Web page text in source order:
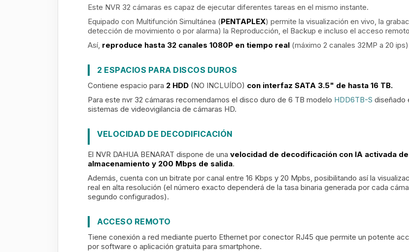
Este NVR 32 cámaras es capaz de ejecutar diferentes tareas en el mismo instante.
Equipado con Multifunción Simultánea (PENTAPLEX) permite la visualización en vivo, la
detección de movimiento o por alarma) la Reproducción, el Backup e incluso el acceso
Así, reproduce hasta 32 canales 1080P en tiempo real (máximo 2 canales 32MP a 20
2 ESPACIOS PARA DISCOS DUROS
Contiene espacio para 2 HDD (NO INCLUÍDO) con interfaz SATA 3.5" de hasta 16 TB.
Para este nvr 32 cámaras recomendamos el disco duro de 6 TB modelo HDD6TB-S diseñado
sistemas de videovigilancia de cámaras HD.
VELOCIDAD DE DECODIFICACIÓN
El NVR DAHUA BENARAT dispone de una velocidad de decodificación con IA activada
almacenamiento y 200 Mbps de salida.
Además, cuenta con un bitrate por canal entre 16 Kbps y 20 Mpbs, posibilitando así la
real en alta resolución (el número exacto dependerá de la tasa binaria generada por cada
segundo configurados).
ACCESO REMOTO
Tiene conexión a red mediante puerto Ethernet por conector RJ45 que permite un potente
por software o aplicación gratuita para smartphone.